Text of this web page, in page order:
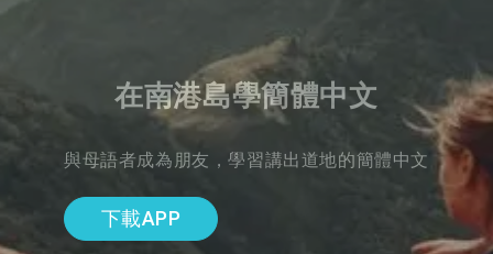
在南港島學簡體中文
與母語者成為朋友，學習講出道地的簡體中文
下載APP